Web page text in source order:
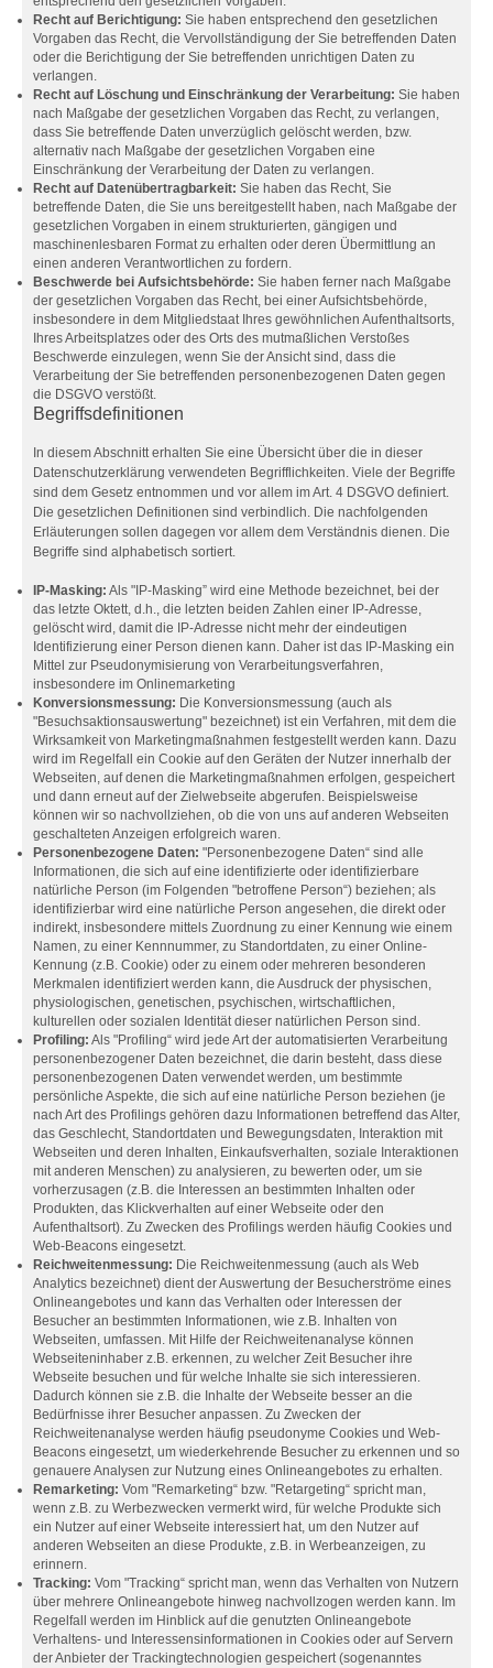
Recht auf Berichtigung: Sie haben entsprechend den gesetzlichen
Vorgaben das Recht, die Vervollständigung der Sie betreffenden Daten
oder die Berichtigung der Sie betreffenden unrichtigen Daten zu
verlangen.
Recht auf Löschung und Einschränkung der Verarbeitung: Sie haben
nach Maßgabe der gesetzlichen Vorgaben das Recht, zu verlangen,
dass Sie betreffende Daten unverzüglich gelöscht werden, bzw.
alternativ nach Maßgabe der gesetzlichen Vorgaben eine
Einschränkung der Verarbeitung der Daten zu verlangen.
Recht auf Datenübertragbarkeit: Sie haben das Recht, Sie
betreffende Daten, die Sie uns bereitgestellt haben, nach Maßgabe der
gesetzlichen Vorgaben in einem strukturierten, gängigen und
maschinenlesbaren Format zu erhalten oder deren Übermittlung an
einen anderen Verantwortlichen zu fordern.
Beschwerde bei Aufsichtsbehörde: Sie haben ferner nach Maßgabe
der gesetzlichen Vorgaben das Recht, bei einer Aufsichtsbehörde,
insbesondere in dem Mitgliedstaat Ihres gewöhnlichen Aufenthaltsorts,
Ihres Arbeitsplatzes oder des Orts des mutmaßlichen Verstoßes
Beschwerde einzulegen, wenn Sie der Ansicht sind, dass die
Verarbeitung der Sie betreffenden personenbezogenen Daten gegen
die DSGVO verstößt.
Begriffsdefinitionen
In diesem Abschnitt erhalten Sie eine Übersicht über die in dieser
Datenschutzerklärung verwendeten Begrifflichkeiten. Viele der Begriffe
sind dem Gesetz entnommen und vor allem im Art. 4 DSGVO definiert.
Die gesetzlichen Definitionen sind verbindlich. Die nachfolgenden
Erläuterungen sollen dagegen vor allem dem Verständnis dienen. Die
Begriffe sind alphabetisch sortiert.
IP-Masking: Als "IP-Masking” wird eine Methode bezeichnet, bei der
das letzte Oktett, d.h., die letzten beiden Zahlen einer IP-Adresse,
gelöscht wird, damit die IP-Adresse nicht mehr der eindeutigen
Identifizierung einer Person dienen kann. Daher ist das IP-Masking ein
Mittel zur Pseudonymisierung von Verarbeitungsverfahren,
insbesondere im Onlinemarketing
Konversionsmessung: Die Konversionsmessung (auch als
"Besuchsaktionsauswertung" bezeichnet) ist ein Verfahren, mit dem die
Wirksamkeit von Marketingmaßnahmen festgestellt werden kann. Dazu
wird im Regelfall ein Cookie auf den Geräten der Nutzer innerhalb der
Webseiten, auf denen die Marketingmaßnahmen erfolgen, gespeichert
und dann erneut auf der Zielwebseite abgerufen. Beispielsweise
können wir so nachvollziehen, ob die von uns auf anderen Webseiten
geschalteten Anzeigen erfolgreich waren.
Personenbezogene Daten: "Personenbezogene Daten“ sind alle
Informationen, die sich auf eine identifizierte oder identifizierbare
natürliche Person (im Folgenden "betroffene Person“) beziehen; als
identifizierbar wird eine natürliche Person angesehen, die direkt oder
indirekt, insbesondere mittels Zuordnung zu einer Kennung wie einem
Namen, zu einer Kennnummer, zu Standortdaten, zu einer Online-
Kennung (z.B. Cookie) oder zu einem oder mehreren besonderen
Merkmalen identifiziert werden kann, die Ausdruck der physischen,
physiologischen, genetischen, psychischen, wirtschaftlichen,
kulturellen oder sozialen Identität dieser natürlichen Person sind.
Profiling: Als "Profiling“ wird jede Art der automatisierten Verarbeitung
personenbezogener Daten bezeichnet, die darin besteht, dass diese
personenbezogenen Daten verwendet werden, um bestimmte
persönliche Aspekte, die sich auf eine natürliche Person beziehen (je
nach Art des Profilings gehören dazu Informationen betreffend das Alter,
das Geschlecht, Standortdaten und Bewegungsdaten, Interaktion mit
Webseiten und deren Inhalten, Einkaufsverhalten, soziale Interaktionen
mit anderen Menschen) zu analysieren, zu bewerten oder, um sie
vorherzusagen (z.B. die Interessen an bestimmten Inhalten oder
Produkten, das Klickverhalten auf einer Webseite oder den
Aufenthaltsort). Zu Zwecken des Profilings werden häufig Cookies und
Web-Beacons eingesetzt.
Reichweitenmessung: Die Reichweitenmessung (auch als Web
Analytics bezeichnet) dient der Auswertung der Besucherströme eines
Onlineangebotes und kann das Verhalten oder Interessen der
Besucher an bestimmten Informationen, wie z.B. Inhalten von
Webseiten, umfassen. Mit Hilfe der Reichweitenanalyse können
Webseiteninhaber z.B. erkennen, zu welcher Zeit Besucher ihre
Webseite besuchen und für welche Inhalte sie sich interessieren.
Dadurch können sie z.B. die Inhalte der Webseite besser an die
Bedürfnisse ihrer Besucher anpassen. Zu Zwecken der
Reichweitenanalyse werden häufig pseudonyme Cookies und Web-
Beacons eingesetzt, um wiederkehrende Besucher zu erkennen und so
genauere Analysen zur Nutzung eines Onlineangebotes zu erhalten.
Remarketing: Vom "Remarketing“ bzw. "Retargeting“ spricht man,
wenn z.B. zu Werbezwecken vermerkt wird, für welche Produkte sich
ein Nutzer auf einer Webseite interessiert hat, um den Nutzer auf
anderen Webseiten an diese Produkte, z.B. in Werbeanzeigen, zu
erinnern.
Tracking: Vom "Tracking“ spricht man, wenn das Verhalten von Nutzern
über mehrere Onlineangebote hinweg nachvollzogen werden kann. Im
Regelfall werden im Hinblick auf die genutzten Onlineangebote
Verhaltens- und Interessensinformationen in Cookies oder auf Servern
der Anbieter der Trackingtechnologien gespeichert (sogenanntes